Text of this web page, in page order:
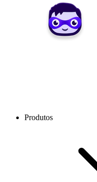
Produtos